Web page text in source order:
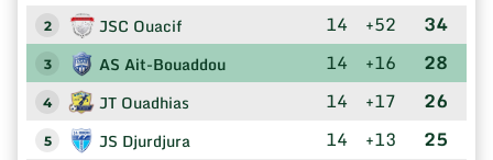
2 JSC Ouacif 14 +52 34
3 AS Ait-Bouaddou 14 +16 28
4 JT Ouadhias 14 +17 26
5 JS Djurdjura 14 +13 25